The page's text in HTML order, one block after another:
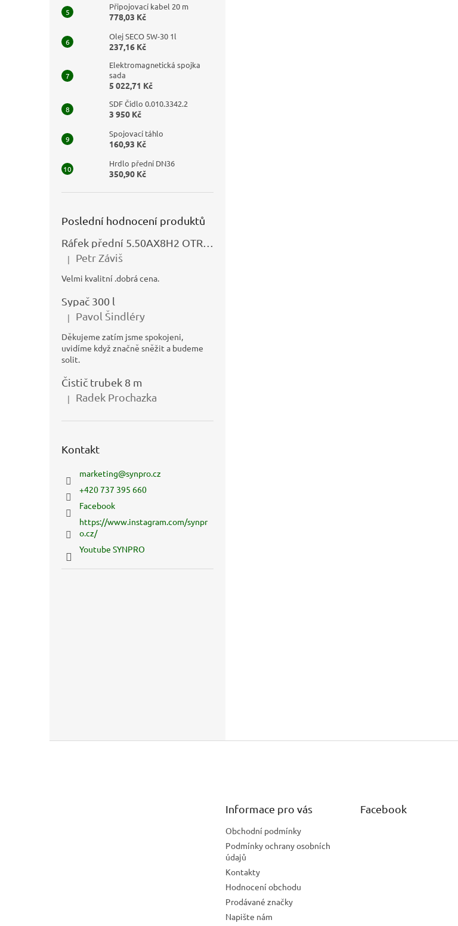
Připojovací kabel 20 m
778,03 Kč
Olej SECO 5W-30 1l
237,16 Kč
Elektromagnetická spojka
sada
5 022,71 Kč
SDF Čidlo 0.010.3342.2
3 950 Kč
Spojovací táhlo
160,93 Kč
Hrdlo přední DN36
350,90 Kč
Poslední hodnocení produktů
Hodnocení produktu je 5 z 5 hvězdiček.
| Petr Záviš
Velmi kvalitní .dobrá cena.
Sypač 300 l
Hodnocení produktu je 5 z 5 hvězdiček.
| Pavol Šindléry
Děkujeme zatím jsme spokojeni,
uvidíme když značně sněžit a budeme
solit.
Čistič trubek 8 m
Hodnocení produktu je 5 z 5 hvězdiček.
| Radek Prochazka
Kontakt
marketing@synpro.cz
+420 737 395 660
Facebook
https://www.instagram.com/synpr
o.cz/
Youtube SYNPRO
Informace pro vás
Obchodní podmínky
Podmínky ochrany osobních
údajů
Kontakty
Hodnocení obchodu
Prodávané značky
Napište nám
Facebook